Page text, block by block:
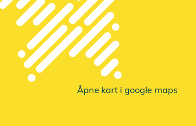
Åpne kart i google maps